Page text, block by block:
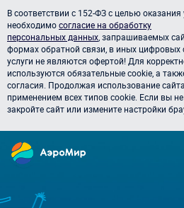
В соответствии с 152-ФЗ с целью оказания
необходимосогласие на обработку
персональных данных , запрашиваемых
формах обратной связи, в иных цифровых
услуги не являются офертой! Для
используются обязательные cookie, а
согласия. Продолжая использование
применением всех типов cookie. Если вы
закройте сайт или измените настройки